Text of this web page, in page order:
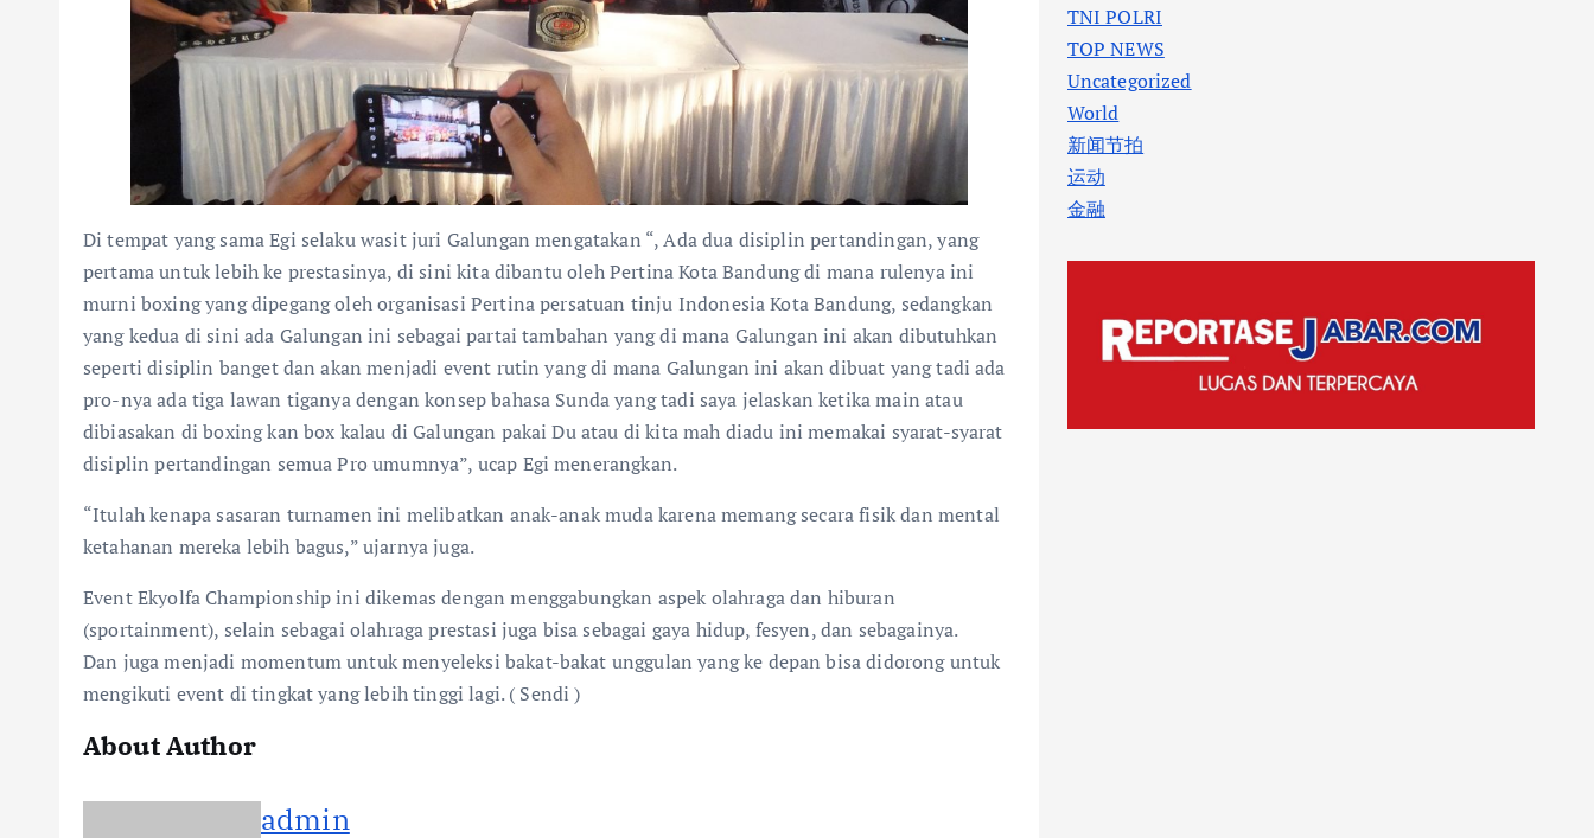
Di tempat yang sama Egi selaku wasit juri Galungan mengatakan “, Ada dua disiplin pertandingan, yang
pertama untuk lebih ke prestasinya, di sini kita dibantu oleh Pertina Kota Bandung di mana rulenya ini
murni boxing yang dipegang oleh organisasi Pertina persatuan tinju Indonesia Kota Bandung, sedangkan
yang kedua di sini ada Galungan ini sebagai partai tambahan yang di mana Galungan ini akan dibutuhkan
seperti disiplin banget dan akan menjadi event rutin yang di mana Galungan ini akan dibuat yang tadi ada
pro-nya ada tiga lawan tiganya dengan konsep bahasa Sunda yang tadi saya jelaskan ketika main atau
dibiasakan di boxing kan box kalau di Galungan pakai Du atau di kita mah diadu ini memakai syarat-syarat
disiplin pertandingan semua Pro umumnya”, ucap Egi menerangkan.
“Itulah kenapa sasaran turnamen ini melibatkan anak-anak muda karena memang secara fisik dan mental
ketahanan mereka lebih bagus,” ujarnya juga.
Event Ekyolfa Championship ini dikemas dengan menggabungkan aspek olahraga dan hiburan
(sportainment), selain sebagai olahraga prestasi juga bisa sebagai gaya hidup, fesyen, dan sebagainya.
Dan juga menjadi momentum untuk menyeleksi bakat-bakat unggulan yang ke depan bisa didorong untuk
mengikuti event di tingkat yang lebih tinggi lagi. ( Sendi )
About Author
admin
TNI POLRI
TOP NEWS
Uncategorized
World
新闻节拍
运动
金融